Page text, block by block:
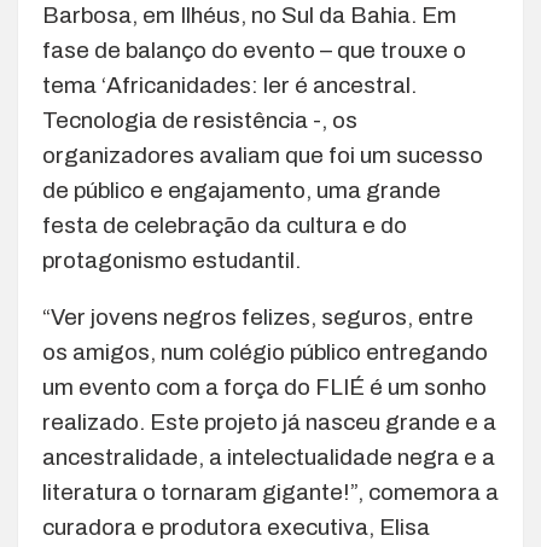
Barbosa, em Ilhéus, no Sul da Bahia. Em
fase de balanço do evento – que trouxe o
tema ‘Africanidades: ler é ancestral.
Tecnologia de resistência -, os
organizadores avaliam que foi um sucesso
de público e engajamento, uma grande
festa de celebração da cultura e do
protagonismo estudantil.
“Ver jovens negros felizes, seguros, entre
os amigos, num colégio público entregando
um evento com a força do FLIÉ é um sonho
realizado. Este projeto já nasceu grande e a
ancestralidade, a intelectualidade negra e a
literatura o tornaram gigante!”, comemora a
curadora e produtora executiva, Elisa